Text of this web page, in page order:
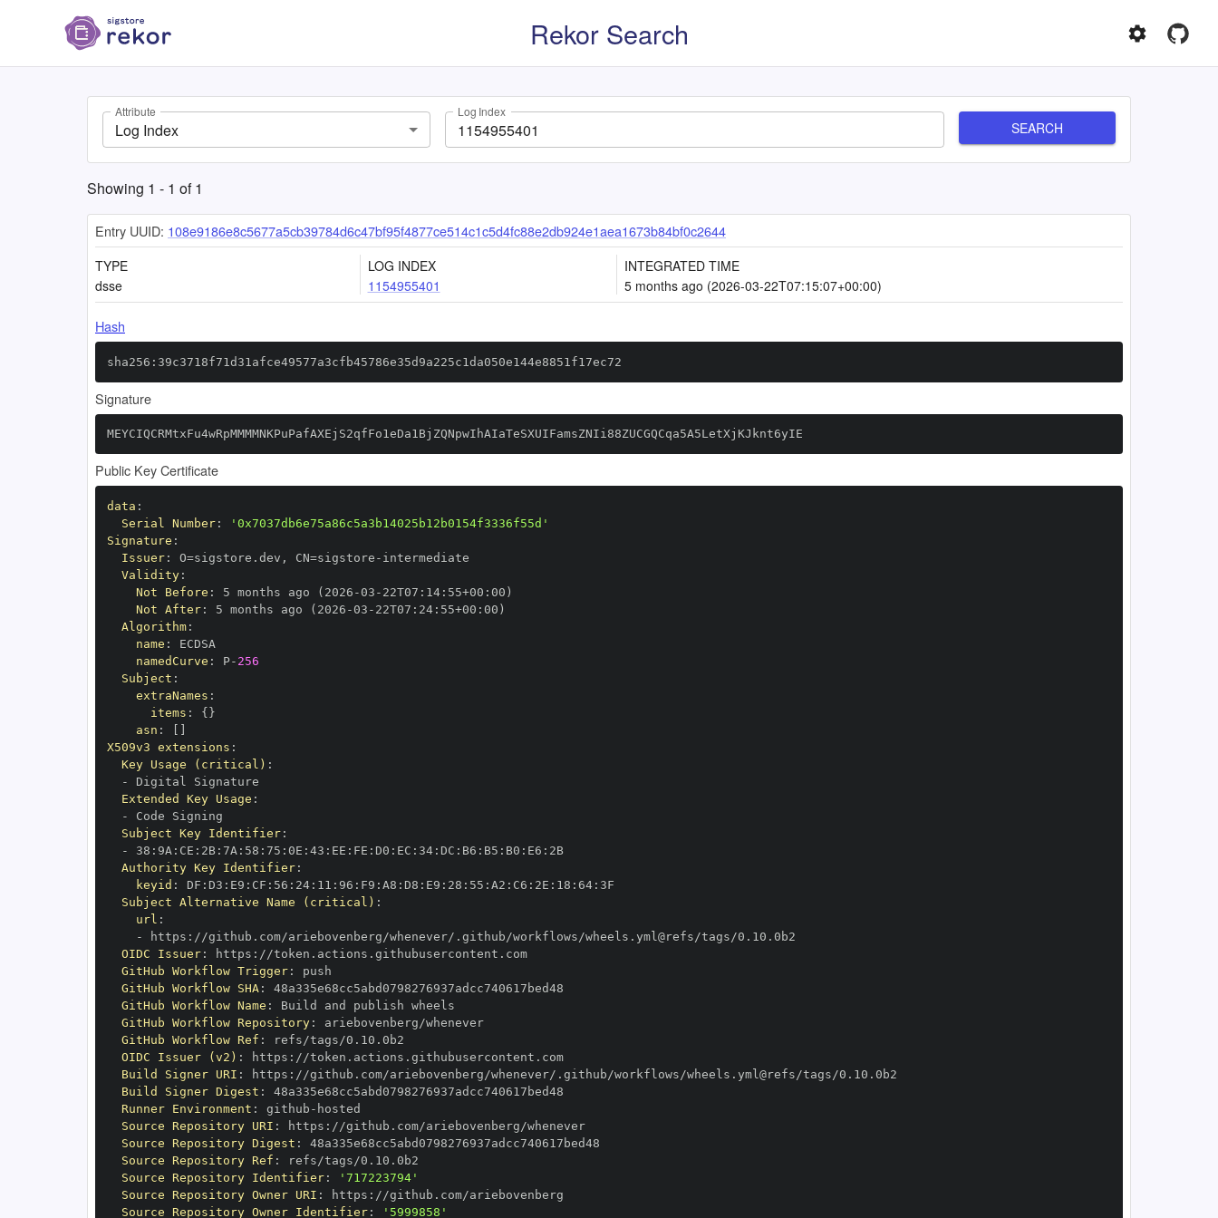
Rekor Search
Attribute
Log Index
Log Index
SEARCH
Showing 1 - 1 of1
Entry UUID: 108e9186e8c5677a5cb39784d6c47bf95f4877ce514c1c5d4fc88e2db924e1aea1673b84bf0c2644
TYPE
dsse
LOG INDEX
1154955401
INTEGRATED TIME
5 months ago (2026-03-22T07:15:07+00:00)
Hash
sha256:39c3718f71d31afce49577a3cfb45786e35d9a225c1da050e144e8851f17ec72
Signature
MEYCIQCRMtxFu4wRpMMMMNKPuPafAXEjS2qfFo1eDa1BjZQNpwIhAIaTeSXUIFamsZNIi88ZUCGQCqa5A5LetXjKJknt6yIE
Public Key Certificate
data :
Serial Number:
'0x7037db6e75a86c5a3b14025b12b0154f3336f55d'
Signature :
Issuer: O=sigstore.dev , CN=sigstore -
Validity:
Not Before : 5 months ago (2026 -03 - 22T07 : 14: 55+00 :
Not After: 5 months ago (2026 -03 - 22T07 : 24: 55+00 :
Algorithm:
name :
namedCurve : P- 256
Subject :
extraNames :
items : { }
asn :
X509v3 extensions :
Key Usage (critical) :
-
Extended Key Usage :
-
Subject Key Identifier:
-
38 : 9A : CE : 2B: 7A : 58 : 75 : 0E : 43 : EE : FE : D0 : EC : 34: DC : B6 : B5 : B0 : E6 :
2B
Authority Key Identifier:
keyid : DF : D3 : E9 : CF : 56 : 24: 11 : 96 : F9 : A8 : D8 : E9 : 28 : 55 : A2 : C6 : 2E : 18 : 64:
Subject Alternative Name (critical) :
url :
-
https :
OIDC Issuer: https :
//token.actions.githubusercontent.com
GitHub Workflow Trigger:
GitHub Workflow SHA:
GitHub Workflow Name :
GitHub Workflow Repository:
ariebovenberg/whenever
GitHub Workflow Ref :
OIDC Issuer (v2) : https :
//token.actions.githubusercontent.com
Build Signer URI : https :
Build Signer Digest :
Runner Environment : github -
Source Repository URI : https :
//github.com/ariebovenberg/whenever
Source Repository Digest :
Source Repository Ref :
Source Repository Identifier:
'717223794'
Source Repository Owner URI : https :
Source Repository Owner Identifier: '5999858'